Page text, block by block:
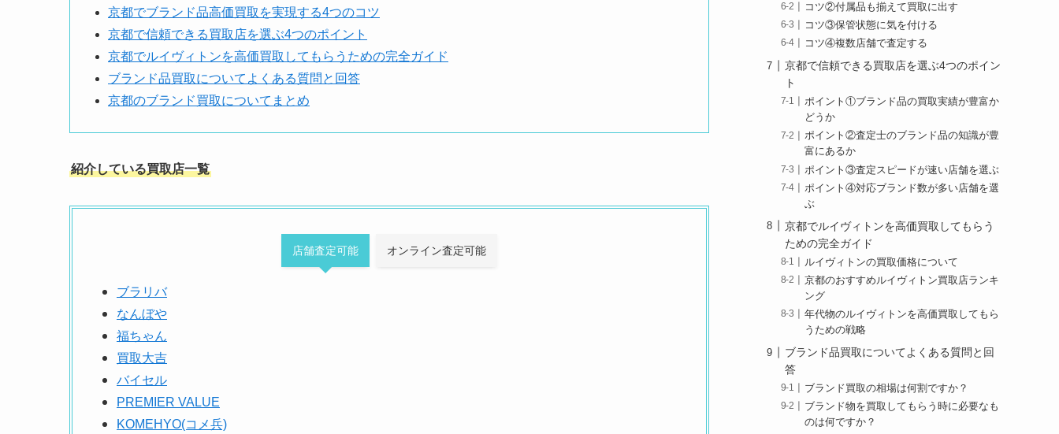
京都でブランド品高価買取を実現する4つのコツ
京都で信頼できる買取店を選ぶ4つのポイント
京都でルイヴィトンを高価買取してもらうための完全ガイド
ブランド品買取についてよくある質問と回答
京都のブランド買取についてまとめ
紹介している買取店一覧
店舗査定可能 オンライン査定可能
ブラリバ
なんぼや
福ちゃん
買取大吉
バイセル
PREMIER VALUE
KOMEHYO(コメ兵)
コツ②付属品も揃えて買取に出す
コツ③保管状態に気を付ける
コツ④複数店舗で査定する
京都で信頼できる買取店を選ぶ4つのポイン
ト
ポイント①ブランド品の買取実績が豊富か
どうか
ポイント②査定士のブランド品の知識が豊
富にあるか
ポイント③査定スピードが速い店舗を選ぶ
ポイント④対応ブランド数が多い店舗を選
ぶ
京都でルイヴィトンを高価買取してもらう
ための完全ガイド
ルイヴィトンの買取価格について
京都のおすすめルイヴィトン買取店ランキ
ング
年代物のルイヴィトンを高価買取してもら
うための戦略
ブランド品買取についてよくある質問と回
答
ブランド買取の相場は何割ですか？
ブランド物を買取してもらう時に必要なも
のは何ですか？